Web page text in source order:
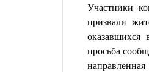
Участники
призвали
просьба